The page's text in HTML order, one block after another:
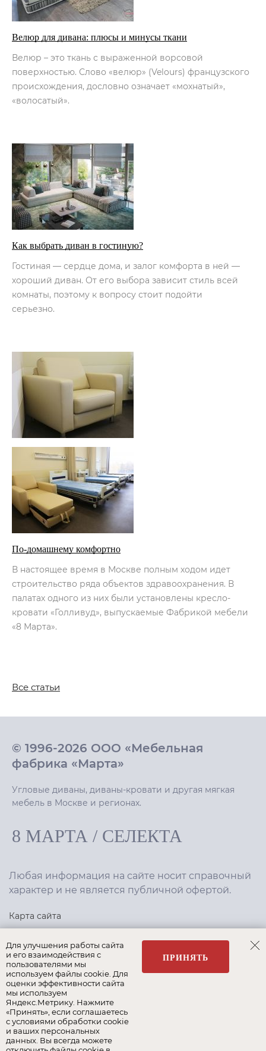
Велюр для дивана: плюсы и минусы ткани
Велюр – это ткань с выраженной ворсовой
поверхностью. Слово «велюр» (Velours) французского
происхождения, дословно означает «мохнатый»,
«волосатый».
Как выбрать диван в гостиную?
Гостиная — сердце дома, и залог комфорта в ней —
хороший диван. От его выбора зависит стиль всей
комнаты, поэтому к вопросу стоит подойти
серьезно.
По-домашнему комфортно
В настоящее время в Москве полным ходом идет
строительство ряда объектов здравоохранения. В
палатах одного из них были установлены кресло-
кровати «Голливуд», выпускаемые Фабрикой мебели
«8 Марта».
Все статьи
© 1996-2026 ООО «Мебельная
фабрика «Марта»
Угловые диваны, диваны-кровати и другая мягкая
мебель в Москве и регионах.
8 МАРТА / СЕЛЕКТА
Любая информация на сайте носит справочный
характер и не является публичной офертой.
Карта сайта
Политика конфиденциальности
Создание сайта,интернет-маркетинг
Наши бренды:
Для улучшения работы сайта
и его взаимодействия с
пользователями мы
используем файлы cookie. Для
оценки эффективности сайта
мы используем
Яндекс.Метрику. Нажмите
«Принять», если соглашаетесь
с условиями обработки cookie
и ваших персональных
данных. Вы всегда можете
ПРИНЯТЬ